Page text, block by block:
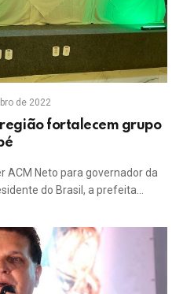
de 2022
fortalecem grupo
ACM Neto para governador da
do Brasil, a prefeita…